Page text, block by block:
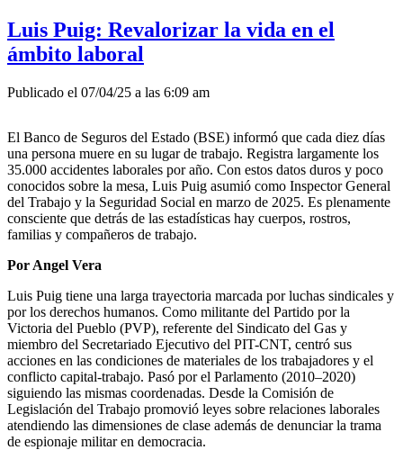
Luis Puig: Revalorizar la vida en el
ámbito laboral
Publicado el 07/04/25 a las 6:09 am
El Banco de Seguros del Estado (BSE) informó que cada diez días
una persona muere en su lugar de trabajo. Registra largamente los
35.000 accidentes laborales por año. Con estos datos duros y poco
conocidos sobre la mesa, Luis Puig asumió como Inspector General
del Trabajo y la Seguridad Social en marzo de 2025. Es plenamente
consciente que detrás de las estadísticas hay cuerpos, rostros,
familias y compañeros de trabajo.
Por Angel Vera
Luis Puig tiene una larga trayectoria marcada por luchas sindicales y
por los derechos humanos. Como militante del Partido por la
Victoria del Pueblo (PVP), referente del Sindicato del Gas y
miembro del Secretariado Ejecutivo del PIT-CNT, centró sus
acciones en las condiciones de materiales de los trabajadores y el
conflicto capital-trabajo. Pasó por el Parlamento (2010–2020)
siguiendo las mismas coordenadas. Desde la Comisión de
Legislación del Trabajo promovió leyes sobre relaciones laborales
atendiendo las dimensiones de clase además de denunciar la trama
de espionaje militar en democracia.